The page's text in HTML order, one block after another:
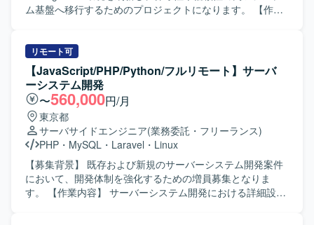
積むことができます。 【開発環境】 Figma、Rive、
ング施策と連動した機能改善にも関わっていただきます。
チャ設計、開発優先順位の整理もお任せいたします。 【求
める人物像】 主体性を持って積極的に改善や提案ができる
方を求めております。新しい技術や未知の課題に対して柔
軟に対応し、積極的にチャレンジできる方、ユーザー視点
を持ちプロダクトを通じて社会に価値ある変化を生み出す
ことに情熱を持てる方を歓迎いたします。職種や役職、立
場を越えて連携し、チームとして最適解を導き出すことを
大切にできる方、変化の早い環境の中で自身の技術力や知
見を主体的にアップデートしていきたい方にマッチするポ
ジションです。 【ポジションの魅力】 事業をグロースさせ
ていく経験や、多職種と一体となってプロダクトを成長さ
ム基盤へ移行するためのプロジェクトになります。 【作業
的移行またはリプレイスに向けた移行計画の策定をサポー
トします。次期フレームワークの選定支援を行い、選定さ
れたフレームワークを用いた基盤設計および実装を担当し
ます。レガシーコードのリファクタリングやE2Eテスト自動
化の実装にも取り組んでいただきます。 【求める人物像】
レガシー環境のコード解析やリファクタリングに前向きに
取り組める方を求めております。チームメンバーと積極的
に対話しながら活動し、知識共有やメンバーの成長にも関
心を持って伴走いただける方を歓迎いたします。技術的な
内容を分かりやすく言語化し、説明・提案できる方が望ま
しいです。 【ポジションの魅力】 レガシーなPHP環境から
リモート可
【JavaScript/PHP/Python/フルリモート】サーバ
ーシステム開発
〜560,000円/月
東京都
サーバサイドエンジニア(業務委託・フリーランス)
PHP ・ MySQL ・ Laravel ・ Linux
【募集背景】 既存および新規のサーバーシステム開発案件
において、開発体制を強化するための増員募集となりま
す。 【作業内容】 サーバーシステム開発における詳細設計